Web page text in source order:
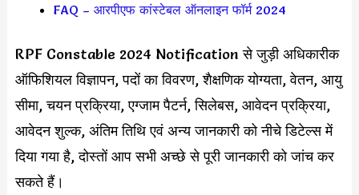
FAQ – आरपीएफ कांस्टेबल ऑनलाइन फॉर्म 2024
RPF Constable 2024 Notification से जुड़ी अधिकारीक
ऑफिशियल विज्ञापन, पदों का विवरण, शैक्षणिक योग्यता, वेतन, आयु
सीमा, चयन प्रक्रिया, एग्जाम पैटर्न, सिलेबस, आवेदन प्रक्रिया,
आवेदन शुल्क, अंतिम तिथि एवं अन्य जानकारी को नीचे डिटेल्स में
दिया गया है, दोस्तों आप सभी अच्छे से पूरी जानकारी को जांच कर
सकते हैं।